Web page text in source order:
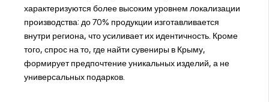
характеризуются более высоким уровнем локализации
производства: до 70% продукции изготавливается
внутри региона, что усиливает их идентичность. Кроме
того, спрос на то, где найти сувениры в Крыму,
формирует предпочтение уникальных изделий, а не
универсальных подарков.